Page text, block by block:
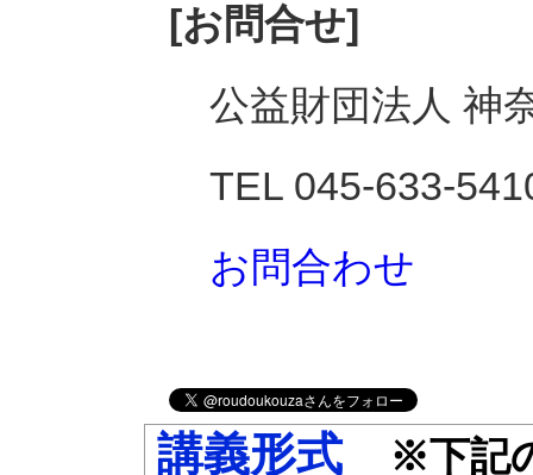
[お問合せ]
公益財団法人 神
TEL 045-633-
お問合わせ
講義形式
※下記